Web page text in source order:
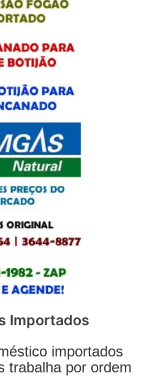
Importados
importados
trabalha por ordem